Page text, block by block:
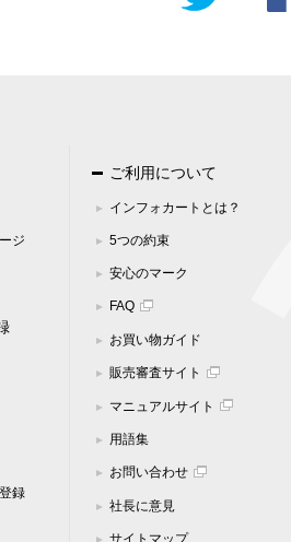
ジ
録
ご利用について
インフォカートとは？
5つの約束
安心のマーク
FAQ
お買い物ガイド
販売審査サイト
マニュアルサイト
用語集
お問い合わせ
社長に意見